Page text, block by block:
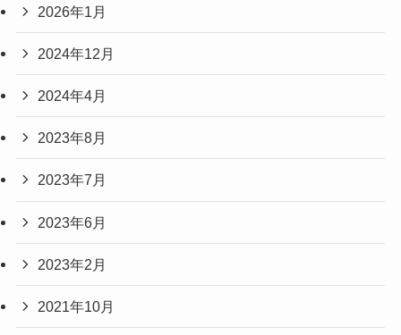
2026年1月
2024年12月
2024年4月
2023年8月
2023年7月
2023年6月
2023年2月
2021年10月